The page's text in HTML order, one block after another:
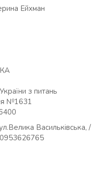
Ейхман
з питань
№1631
Васильківська, /